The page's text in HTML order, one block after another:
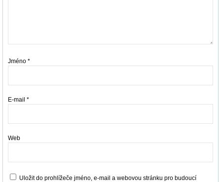
Jméno *
E-mail *
Web
Uložit do prohlížeče jméno, e-mail a webovou stránku pro budoucí